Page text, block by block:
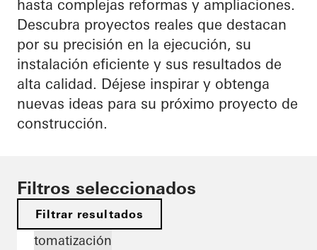
hasta complejas reformas y ampliaciones.
Descubra proyectos reales que destacan
por su precisión en la ejecución, su
instalación eficiente y sus resultados de
alta calidad. Déjese inspirar y obtenga
nuevas ideas para su próximo proyecto de
construcción.
Filtros seleccionados
Filtrar resultados
Automatización